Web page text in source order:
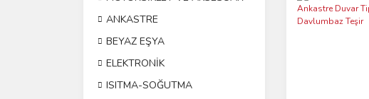
ANKASTRE
BEYAZ EŞYA
ELEKTRONİK
ISITMA-SOĞUTMA